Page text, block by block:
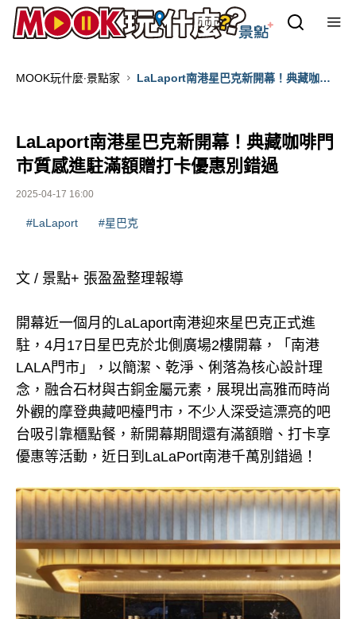
MOOK玩什麼‧景點家
LaLaport南港星巴克新開幕！典藏咖啡
LaLaport南港星巴克新開幕！典藏咖啡門
市質感進駐滿額贈打卡優惠別錯過
2025-04-17 16:00
#LaLaport #星巴克
文 / 景點+ 張盈盈整理報導
開幕近一個月的LaLaport南港迎來星巴克正式進
駐，4月17日星巴克於北側廣場2樓開幕，「南港
LALA門市」，以簡潔、乾淨、俐落為核心設計理
念，融合石材與古銅金屬元素，展現出高雅而時尚
外觀的摩登典藏吧檯門市，不少人深受這漂亮的吧
台吸引靠櫃點餐，新開幕期間還有滿額贈、打卡享
優惠等活動，近日到LaLaPort南港千萬別錯過！